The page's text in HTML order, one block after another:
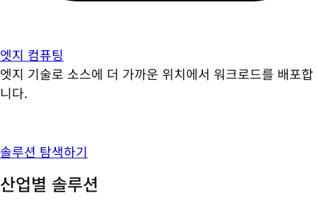
엣지 컴퓨팅
엣지 기술로 소스에 더 가까운 위치에서 워크로드를 배포합
니다.
솔루션 탐색하기
산업별 솔루션